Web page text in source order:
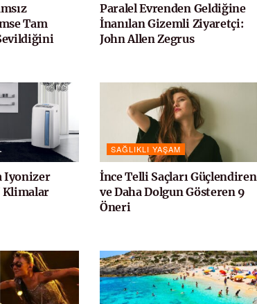
Tam
Paralel Evrenden Geldiğine
İnanılan Gizemli Ziyaretçi:
John Allen Zegrus
Iyonizer
SAĞLIKLI YAŞAM
İnce Telli Saçları Güçlendiren
ve Daha Dolgun Gösteren 9
Öneri